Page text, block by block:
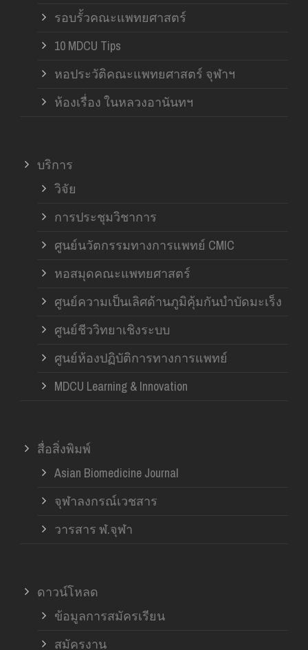
รอบรั้วคณะแพทยศาสตร์
10 MDCU Tips
หอประวัติคณะแพทยศาสตร์ จุฬาฯ
ห้องเรื่อง ในหลวงอานันทฯ
บริการ
วิจัย
การประชุมวิชาการ
ศูนย์นวัตกรรมทางการแพทย์ CMIC
หอสมุดคณะแพทยศาสตร์
ศูนย์ความเป็นเลิศด้านภูมิคุ้มกันบำบัดมะเร็ง
ศูนย์ชีววิทยาเชิงระบบ
ศูนย์ห้องปฏิบัติการทางการแพทย์
MDCU Learning & Innovation
สื่อสิ่งพิมพ์
Asian Biomedicine Journal
จุฬาลงกรณ์เวชสาร
วารสาร ฬ.จุฬา
ดาวน์โหลด
ข้อมูลการสมัครเรียน
สมัครงาน